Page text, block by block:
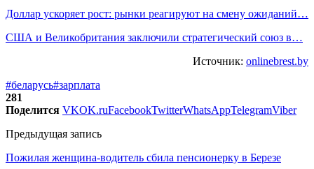
Доллар ускоряет рост: рынки реагируют на смену ожиданий…
США и Великобритания заключили стратегический союз в…
Источник: onlinebrest.by
#беларусь#зарплата
281
Поделится VKOK.ruFacebookTwitterWhatsAppTelegramViber
Предыдущая запись
Пожилая женщина-водитель сбила пенсионерку в Березе